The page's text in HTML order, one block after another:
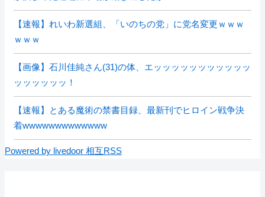
【速報】れいわ新選組、「いのちの党」に党名変更ｗｗｗ
ｗｗｗ
【画像】石川佳純さん(31)の体、エッッッッッッッッッッッ
ッッッッッッ！
【速報】とある魔術の禁書目録、最新刊でヒロイン戦争決
着wwwwwwwwwwwww
Powered by livedoor 相互RSS